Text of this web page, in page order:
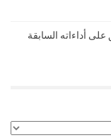
أداءاته السابقة